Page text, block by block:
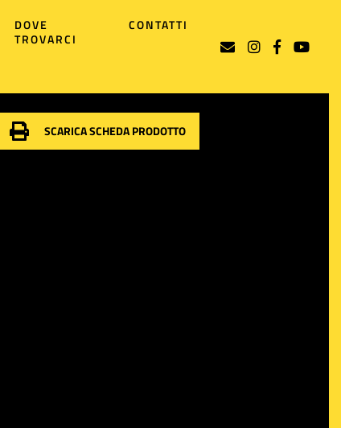
DOVE
TROVARCI
CONTATTI
SCARICA SCHEDA PRODOTTO